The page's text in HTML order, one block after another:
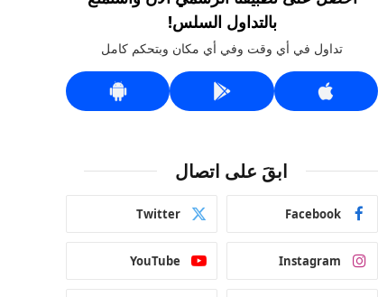
بالتداول السلس!
تداول في أي وقت وفي أي مكان وبتحكم كامل
ابقَ على اتصال
Facebook
Twitter
Instagram
YouTube